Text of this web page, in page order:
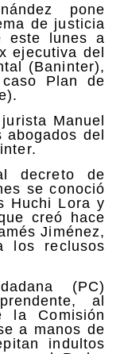
pone
de justicia
este lunes a
ejecutiva del
(Baninter),
Plan de
Manuel
abogados del
decreto de
se conoció
Huchi Lora y
creó hace
Jiménez,
los reclusos
(PC)
al
la Comisión
a manos de
indultos